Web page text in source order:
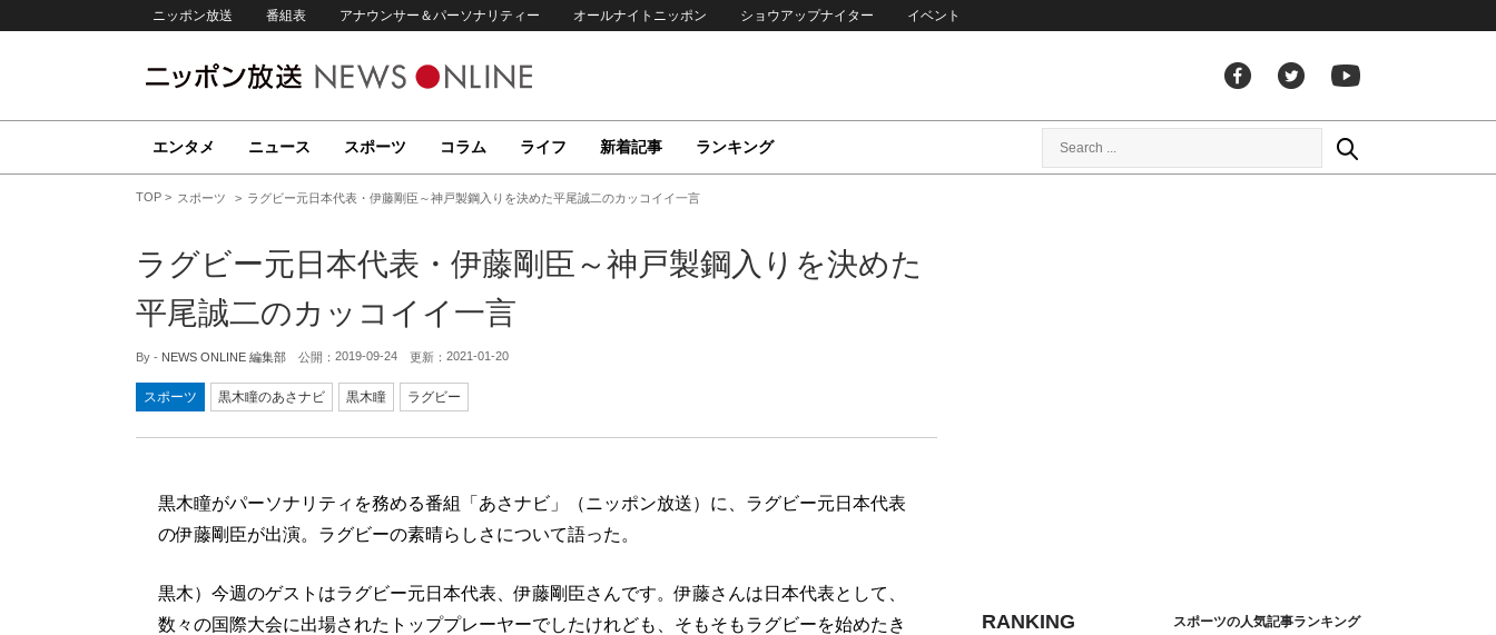
ニッポン放送 番組表 アナウンサー＆パーソナリティー オールナイトニッポン ショウアップナイター イベント
エンタメ ニュース スポーツ コラム ライフ 新着記事 ランキング
TOP スポーツ ラグビー元日本代表・伊藤剛臣～神戸製鋼入りを決めた平尾誠二のカッコイイ一言
ラグビー元日本代表・伊藤剛臣～神戸製鋼入りを決めた
平尾誠二のカッコイイ一言
By - NEWS ONLINE 編集部 公開： 2019-09-24 更新： 2021-01-20
スポーツ 黒木瞳のあさナビ 黒木瞳 ラグビー
黒木瞳がパーソナリティを務める番組「あさナビ」（ニッポン放送）に、ラグビー元日本代表
の伊藤剛臣が出演。ラグビーの素晴らしさについて語った。
黒木）今週のゲストはラグビー元日本代表、伊藤剛臣さんです。伊藤さんは日本代表として、
数々の国際大会に出場されたトッププレーヤーでしたけれども、そもそもラグビーを始めたき
RANKING スポーツの人気記事ランキング